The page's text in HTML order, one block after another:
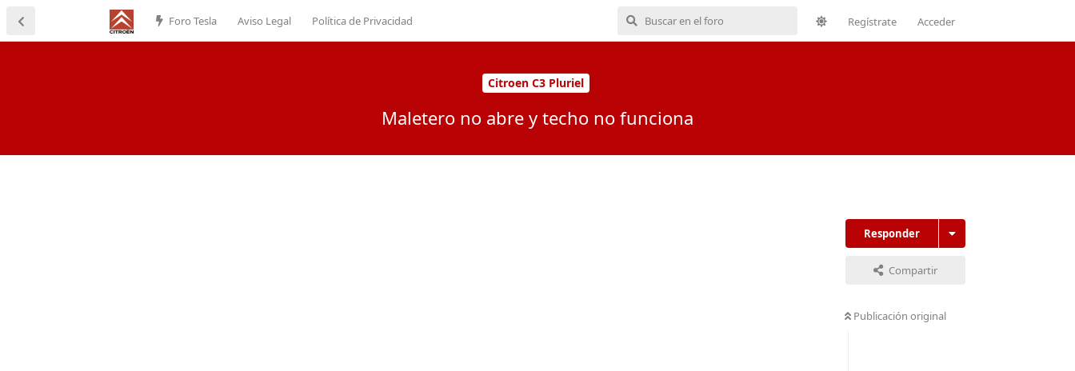
Foro Tesla Aviso Legal Política de Privacidad Regístrate Acceder
Citroen C3 Pluriel
Maletero no abre y techo no funciona
Responder
Compartir
Publicación original